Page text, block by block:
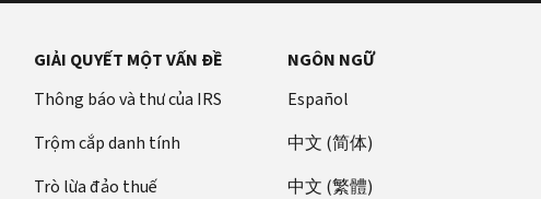
GIẢI QUYẾT MỘT VẤN ĐỀ
Thông báo và thư của IRS
Trộm cắp danh tính
Trò lừa đảo thuế
NGÔN NGỮ
Español
中文 (简体)
中文 (繁體)